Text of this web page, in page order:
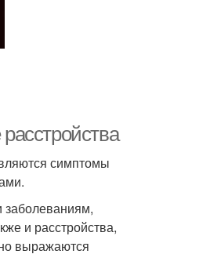
симптомы
заболеваниям,
и расстройства,
выражаются